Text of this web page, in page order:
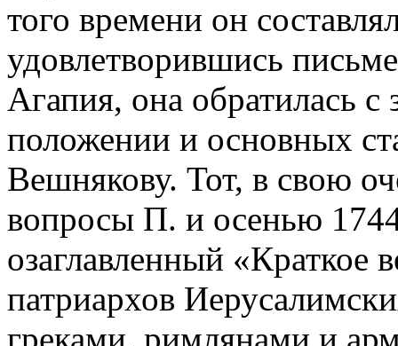
того времени он
удовлетворившись
Агапия, она обратилась
положении и основных
Вешнякову. Тот, в свою
вопросы П. и осенью 1744
озаглавленный «Краткое
патриархов
греками, римлянами и